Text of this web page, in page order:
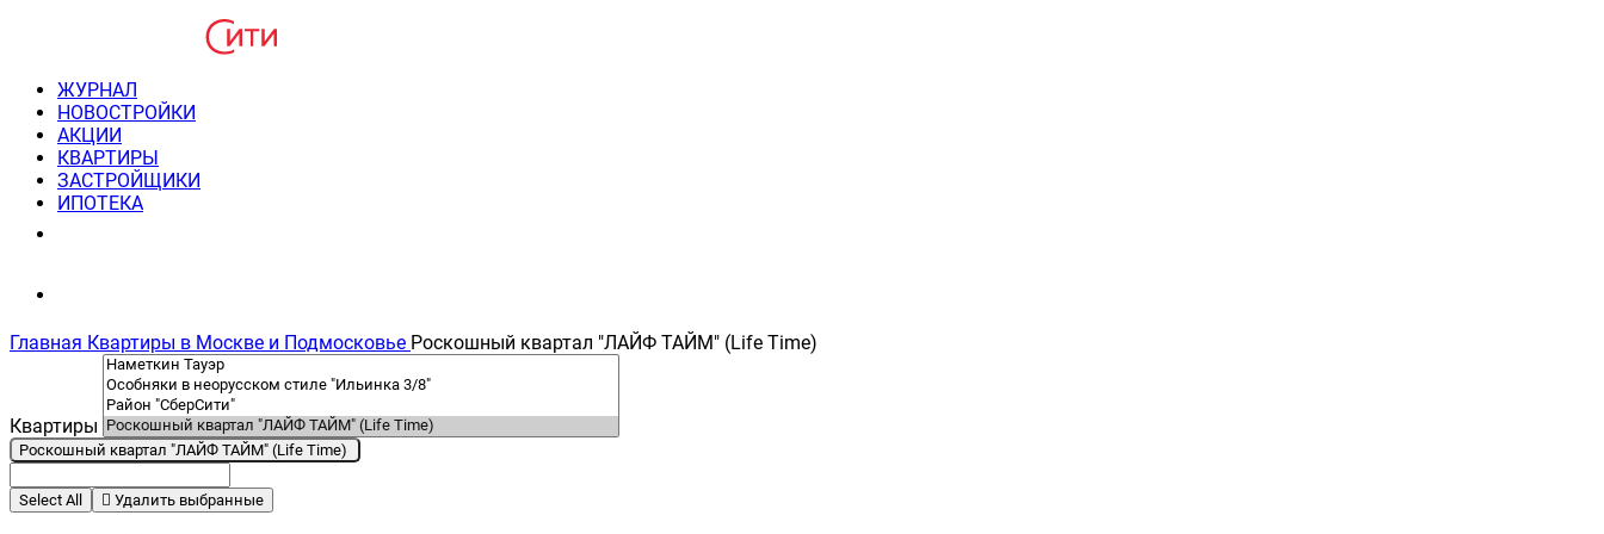
ЖУРНАЛ
НОВОСТРОЙКИ
АКЦИИ
КВАРТИРЫ
ЗАСТРОЙЩИКИ
ИПОТЕКА
Главная Квартиры в Москве и Подмосковье Роскошный квартал "ЛАЙФ ТАЙМ" (Life Time)
Квартиры
Роскошный квартал "ЛАЙФ ТАЙМ" (Life Time)
Select All Удалить выбранные